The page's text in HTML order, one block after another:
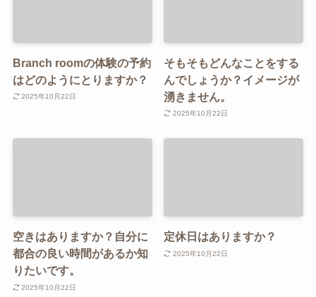
Branch roomの体験の予約
はどのようにとりますか？
2025年10月22日
そもそもどんなことをする
んでしょうか？イメージが
湧きません。
2025年10月22日
空きはありますか？自分に
都合の良い時間があるか知
りたいです。
2025年10月22日
定休日はありますか？
2025年10月22日